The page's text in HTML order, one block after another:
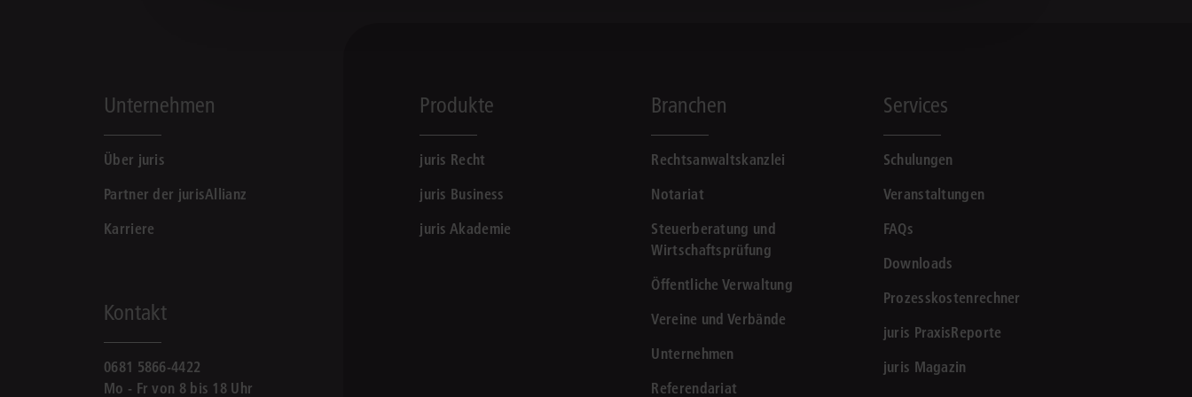
Unternehmen
Über juris
Partner der jurisAllianz
Karriere
Kontakt
0681 5866-4422
Mo - Fr von 8 bis 18 Uhr
Produkte
juris Recht
juris Business
juris Akademie
Branchen
Rechtsanwaltskanzlei
Notariat
Steuerberatung und
Wirtschaftsprüfung
Öffentliche Verwaltung
Vereine und Verbände
Unternehmen
Referendariat
Services
Schulungen
Veranstaltungen
FAQs
Downloads
Prozesskostenrechner
juris PraxisReporte
juris Magazin